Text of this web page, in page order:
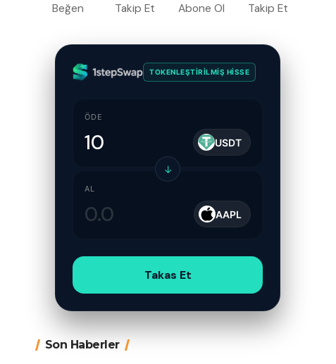
Beğen Takip Et Abone Ol Takip Et
TOKENLEŞTIRILMIŞ HISSE
ÖDE
USDT
↓
AL
AAPL
Takas Et
Son Haberler